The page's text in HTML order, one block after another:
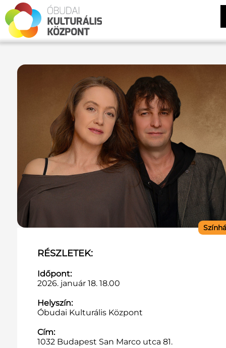
RÉSZLETEK:
Időpont:
2026. január 18. 18.00
Helyszín:
Óbudai Kulturális Központ
Cím:
1032 Budapest San Marco utca 81.